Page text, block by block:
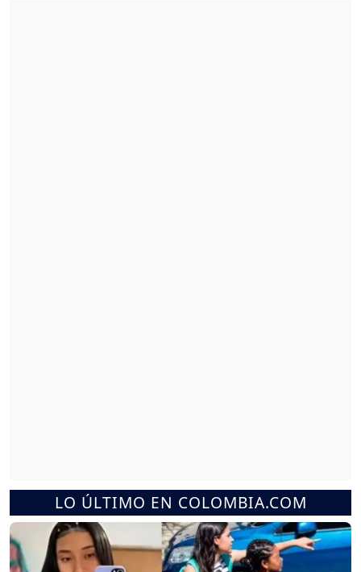
LO ÚLTIMO EN COLOMBIA.COM